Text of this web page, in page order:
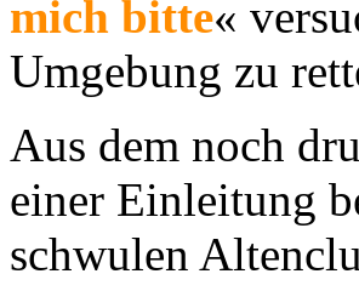
mich bitte«
Umgebung zu
Aus dem noch
einer Einleitung
schwulen Altenclu